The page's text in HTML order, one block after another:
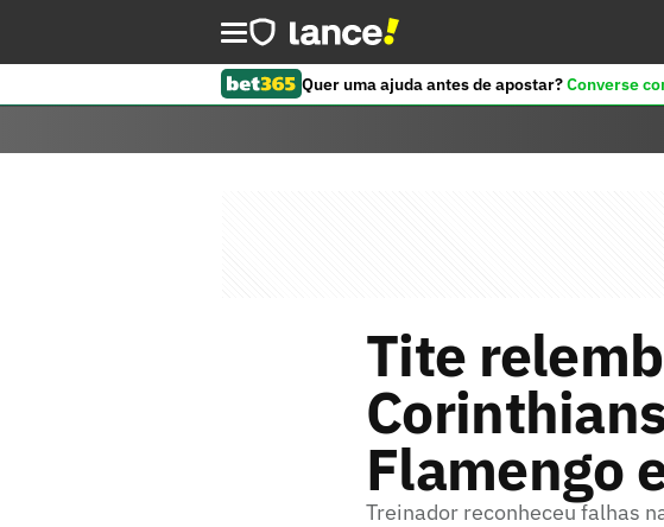
Quer uma ajuda antes de apostar?Converse
Tite
Flamengo
Treinador reconheceu falhas